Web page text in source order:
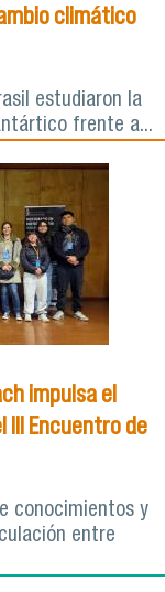
climático
estudiaron la
frente a...
impulsa el
Encuentro de
conocimientos y
entre